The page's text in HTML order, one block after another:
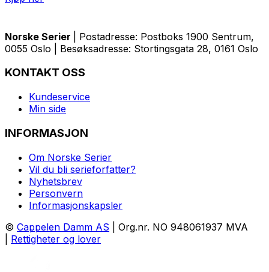
Norske Serier
| Postadresse: Postboks 1900 Sentrum,
0055 Oslo | Besøksadresse: Stortingsgata 28, 0161 Oslo
KONTAKT OSS
Kundeservice
Min side
INFORMASJON
Om Norske Serier
Vil du bli serieforfatter?
Nyhetsbrev
Personvern
Informasjonskapsler
© Cappelen Damm AS | Org.nr. NO 948061937 MVA
Rettigheter og lover